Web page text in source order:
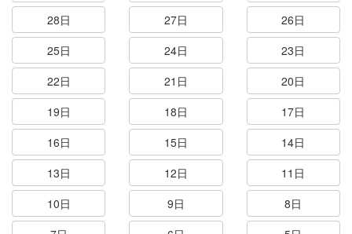
28日 27日
26日
25日
24日
23日
22日
21日
20日
19日
18日
17日
16日
15日
14日
13日
12日
11日
10日
9日
8日